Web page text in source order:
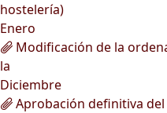
hostelería)
Enero
Modificación de la
la
Diciembre
Aprobación definitiva